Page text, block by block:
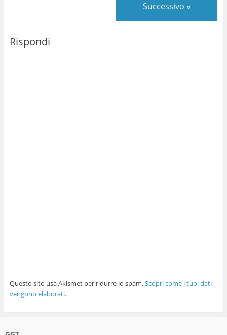
Successivo »
Rispondi
Questo sito usa Akismet per ridurre lo spam.Scopri come i tuoi dati
vengono elaborati.